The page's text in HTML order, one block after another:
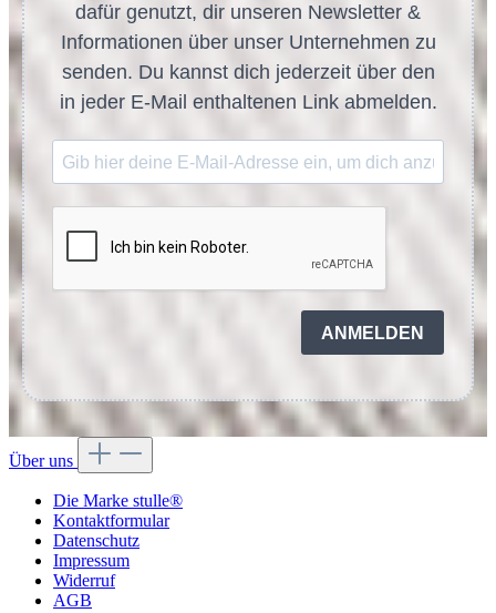
dafür genutzt, dir unseren Newsletter &
Informationen über unser Unternehmen zu
senden. Du kannst dich jederzeit über den
in jeder E-Mail enthaltenen Link abmelden.
ANMELDEN
Über uns
Die Marke stulle®
Kontaktformular
Datenschutz
Impressum
Widerruf
AGB